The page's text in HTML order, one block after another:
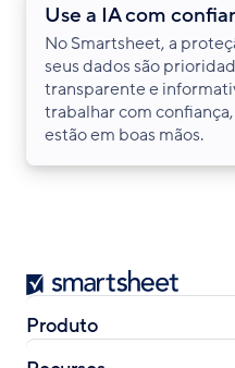
Use a IA com
No Smartsheet, a
seus dados são
transparente e
trabalhar com
estão em boas mãos.
Smartsheet
Produto